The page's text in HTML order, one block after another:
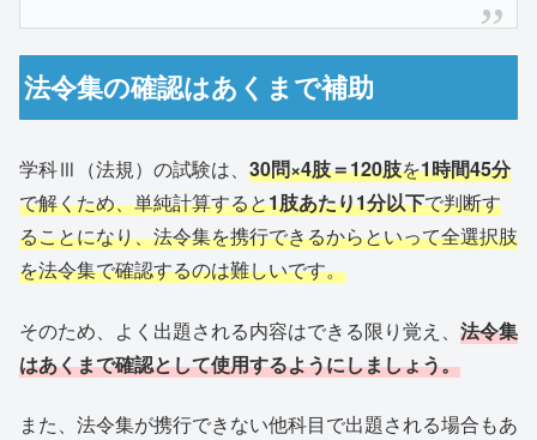
法令集の確認はあくまで補助
学科Ⅲ（法規）の試験は、 30問×4肢＝120肢を1時間45分
で解くため、単純計算すると1肢あたり1分以下で判断す
ることになり、法令集を携行できるからといって全選択肢
を法令集で確認するのは難しいです。
そのため、よく出題される内容はできる限り覚え、 法令集
はあくまで確認として使用するようにしましょう。
また、法令集が携行できない他科目で出題される場合もあ